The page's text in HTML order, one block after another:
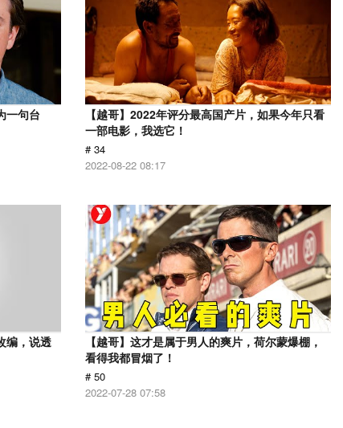
一句台
【越哥】2022年评分最高国产片，如果今年只看
一部电影，我选它！
# 34
2022-08-22 08:17
编，说透
【越哥】这才是属于男人的爽片，荷尔蒙爆棚，
看得我都冒烟了！
# 50
2022-07-28 07:58